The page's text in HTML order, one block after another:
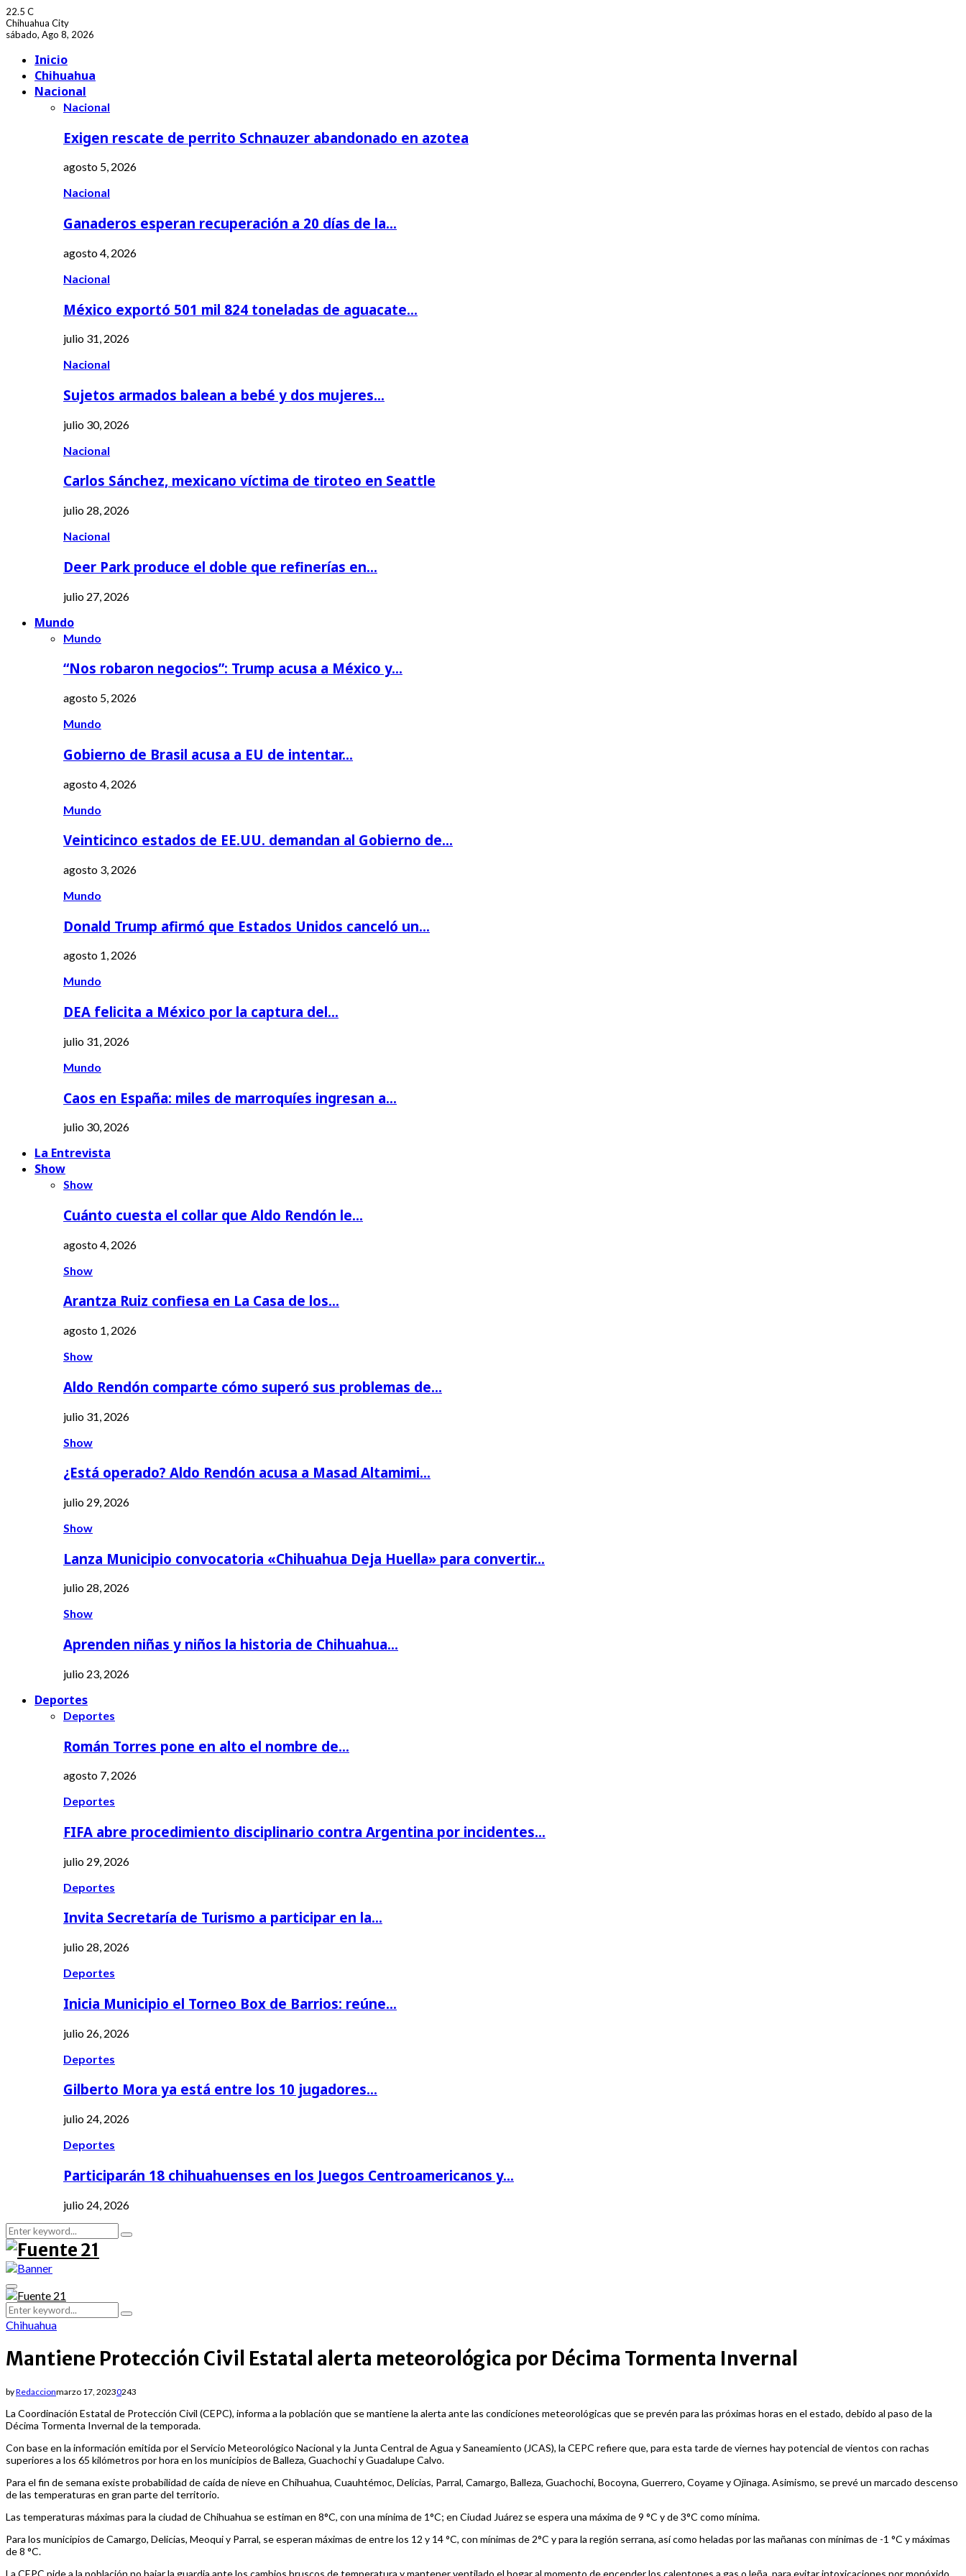
22.5 C
Chihuahua City
sábado, Ago 8, 2026
Inicio
Chihuahua
Nacional
Nacional
Exigen rescate de perrito Schnauzer abandonado en azotea
agosto 5, 2026
Nacional
Ganaderos esperan recuperación a 20 días de la…
agosto 4, 2026
Nacional
México exportó 501 mil 824 toneladas de aguacate…
julio 31, 2026
Nacional
Sujetos armados balean a bebé y dos mujeres…
julio 30, 2026
Nacional
Carlos Sánchez, mexicano víctima de tiroteo en Seattle
julio 28, 2026
Nacional
Deer Park produce el doble que refinerías en…
julio 27, 2026
Mundo
Mundo
“Nos robaron negocios”: Trump acusa a México y…
agosto 5, 2026
Mundo
Gobierno de Brasil acusa a EU de intentar…
agosto 4, 2026
Mundo
Veinticinco estados de EE.UU. demandan al Gobierno de…
agosto 3, 2026
Mundo
Donald Trump afirmó que Estados Unidos canceló un…
agosto 1, 2026
Mundo
DEA felicita a México por la captura del…
julio 31, 2026
Mundo
Caos en España: miles de marroquíes ingresan a…
julio 30, 2026
La Entrevista
Show
Show
Cuánto cuesta el collar que Aldo Rendón le…
agosto 4, 2026
Show
Arantza Ruiz confiesa en La Casa de los…
agosto 1, 2026
Show
Aldo Rendón comparte cómo superó sus problemas de…
julio 31, 2026
Show
¿Está operado? Aldo Rendón acusa a Masad Altamimi…
julio 29, 2026
Show
Lanza Municipio convocatoria «Chihuahua Deja Huella» para convertir…
julio 28, 2026
Show
Aprenden niñas y niños la historia de Chihuahua…
julio 23, 2026
Deportes
Deportes
Román Torres pone en alto el nombre de…
agosto 7, 2026
Deportes
FIFA abre procedimiento disciplinario contra Argentina por incidentes…
julio 29, 2026
Deportes
Invita Secretaría de Turismo a participar en la…
julio 28, 2026
Deportes
Inicia Municipio el Torneo Box de Barrios: reúne…
julio 26, 2026
Deportes
Gilberto Mora ya está entre los 10 jugadores…
julio 24, 2026
Deportes
Participarán 18 chihuahuenses en los Juegos Centroamericanos y…
julio 24, 2026
Search
for:
Search
Primary
Menu
Search
for:
Search
Chihuahua
Mantiene Protección Civil Estatal alerta meteorológica por Décima Tormenta Invernal
byRedaccionmarzo 17, 20230243
La Coordinación Estatal de Protección Civil (CEPC), informa a la población que se mantiene la alerta ante las condiciones meteorológicas que se prevén para las próximas horas en el estado, debido al paso de la
Décima Tormenta Invernal de la temporada.
Con base en la información emitida por el Servicio Meteorológico Nacional y la Junta Central de Agua y Saneamiento (JCAS), la CEPC refiere que, para esta tarde de viernes hay potencial de vientos con rachas
superiores a los 65 kilómetros por hora en los municipios de Balleza, Guachochi y Guadalupe Calvo.
Para el fin de semana existe probabilidad de caída de nieve en Chihuahua, Cuauhtémoc, Delicias, Parral, Camargo, Balleza, Guachochi, Bocoyna, Guerrero, Coyame y Ojinaga. Asimismo, se prevé un marcado descenso
de las temperaturas en gran parte del territorio.
Las temperaturas máximas para la ciudad de Chihuahua se estiman en 8°C, con una mínima de 1°C; en Ciudad Juárez se espera una máxima de 9 °C y de 3°C como mínima.
Para los municipios de Camargo, Delicias, Meoqui y Parral, se esperan máximas de entre los 12 y 14 °C, con mínimas de 2°C y para la región serrana, así como heladas por las mañanas con mínimas de -1 °C y máximas
de 8 °C.
La CEPC pide a la población no bajar la guardia ante los cambios bruscos de temperatura y mantener ventilado el hogar al momento de encender los calentones a gas o leña, para evitar intoxicaciones por monóxido